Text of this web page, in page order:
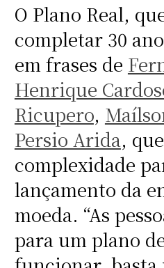
O Plano Real,
completar 30
em frases de
Henrique
Ricupero,
Persio Arida,
complexidade
lançamento da
moeda. “As
para um plano